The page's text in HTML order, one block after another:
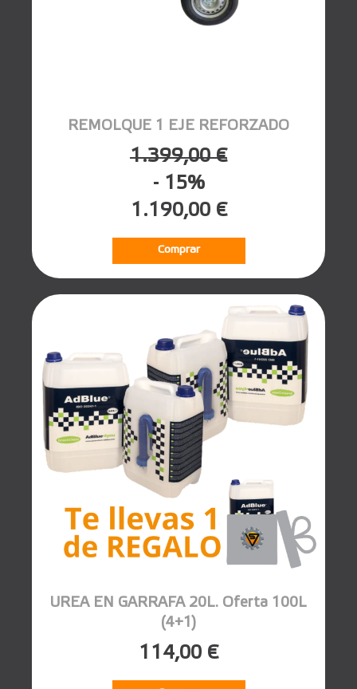
REMOLQUE 1 EJE REFORZADO
1.399,00 €
- 15%
1.190,00 €
Comprar
UREA EN GARRAFA 20L. Oferta 100L
(4+1)
114,00 €